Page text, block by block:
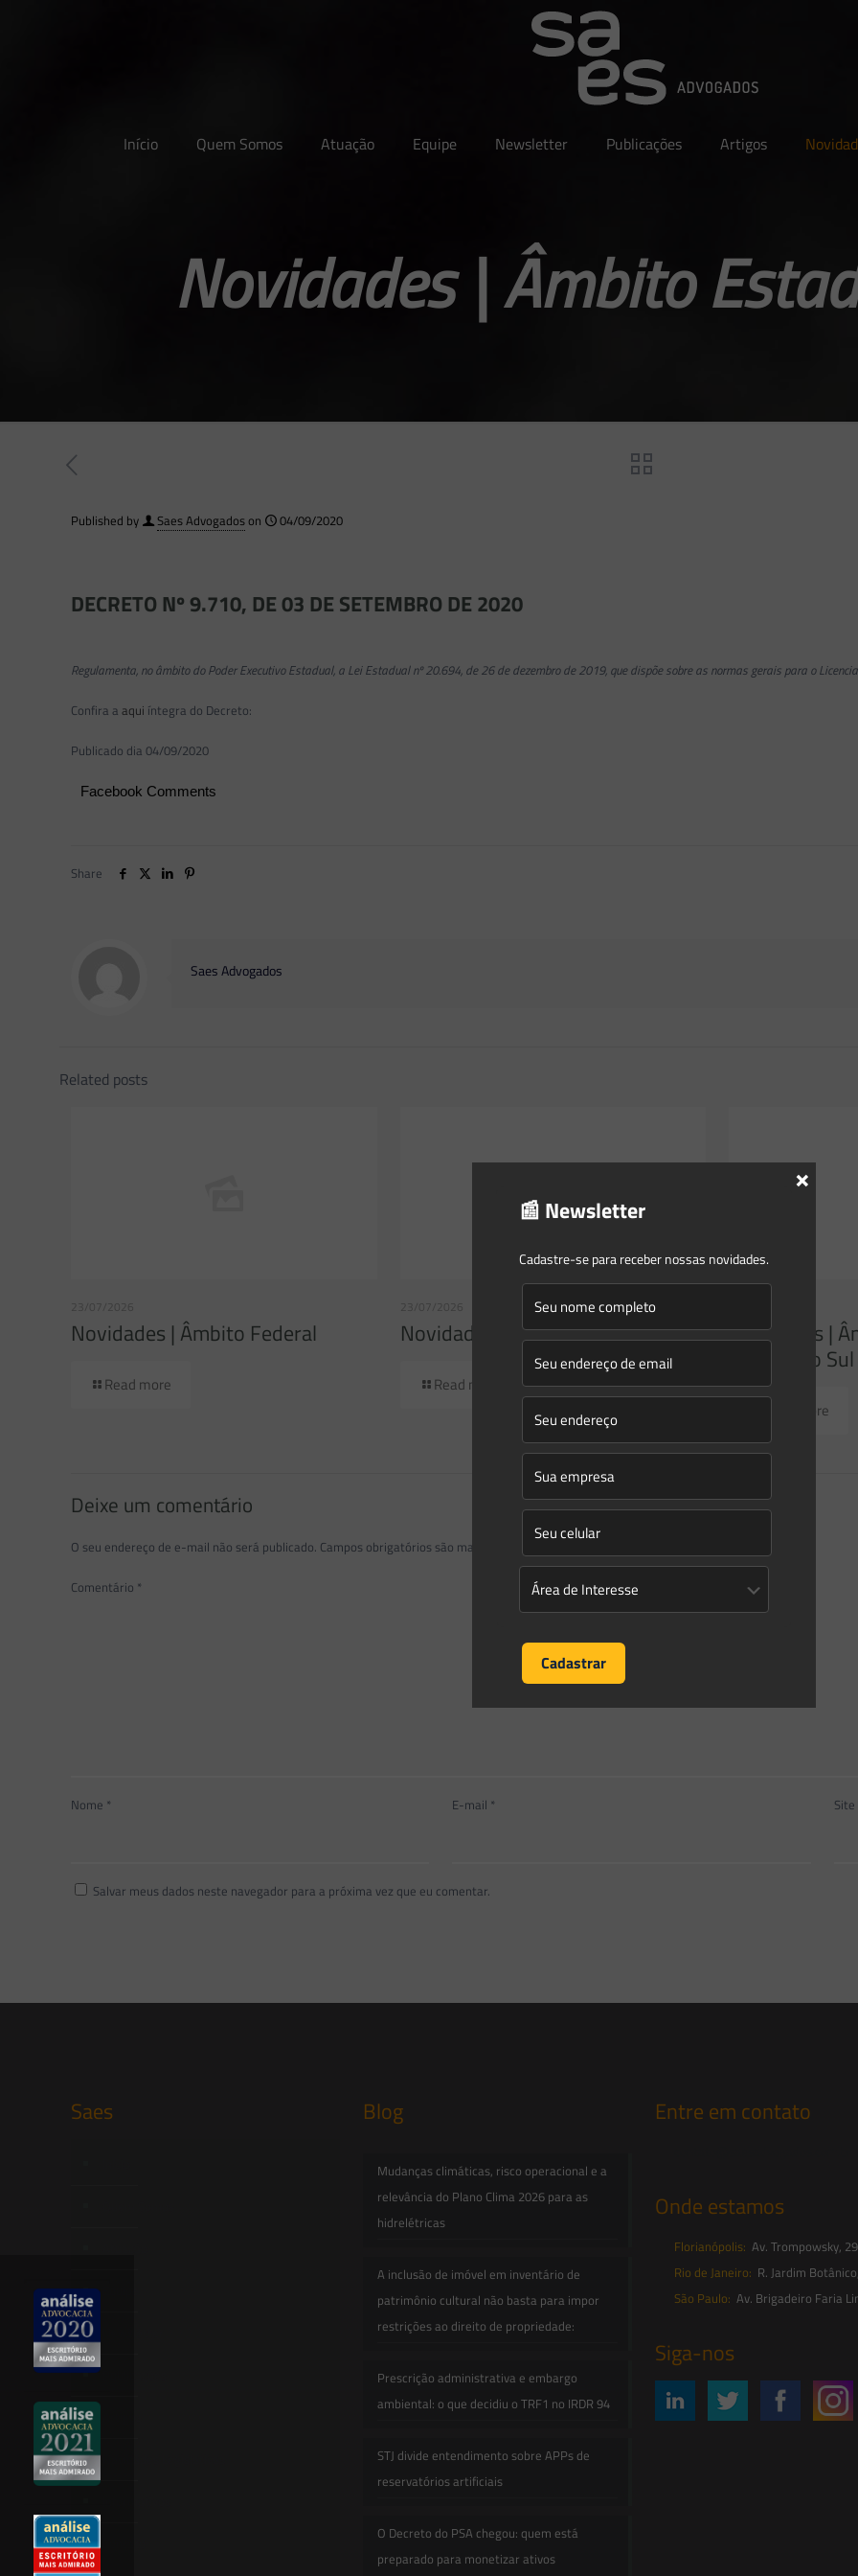
Início Quem Somos Atuação Equipe Newsletter Publicações Artigos
Novidades | Âmbito
Published by Saes Advogadoson 04/09/2020
DECRETO Nº 9.710, DE 03 DE SETEMBRO DE 2020
Regulamenta, no âmbito do Poder Executivo Estadual, a Lei Estadual nº 20.694, de 26 de dezembro de 2019, que dispõe sobre as normas gerais para o
Confira aaqui íntegra do Decreto:
Publicado dia 04/09/2020
Facebook Comments
Share
Saes Advogados
Related posts
23/07/2026
Novidades | Âmbito Federal
Read more
23/07/2026
Novidades | Âmbito Federal
Read more
Novidades |
Grande do Sul
Read more
Deixe um comentário
O seu endereço de e-mail não será publicado. Campos obrigatórios são marcados com
Comentário *
Nome * E-mail * Site
Salvar meus dados neste navegador para a próxima vez que eu comentar.
Saes Blog
Mudanças climáticas, risco operacional e a
relevância do Plano Clima 2026 para as
hidrelétricas
A inclusão de imóvel em inventário de
patrimônio cultural não basta para impor
restrições ao direito de propriedade:
Prescrição administrativa e embargo
ambiental: o que decidiu o TRF1 no IRDR 94
STJ divide entendimento sobre APPs de
reservatórios artificiais
O Decreto do PSA chegou: quem está
preparado para monetizar ativos
Entre em contato
Onde estamos
Florianópolis: Av. Trompowsky,
Rio de Janeiro: R. Jardim
São Paulo: Av. Brigadeiro Faria
Siga-nos
📰 Newsletter
Cadastre-se para receber nossas novidades.
×